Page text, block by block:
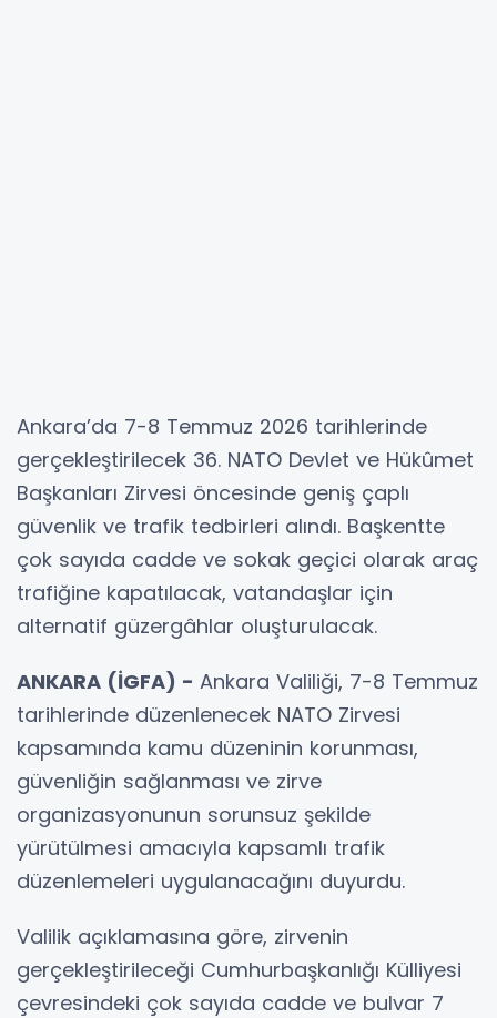
Ankara’da 7-8 Temmuz 2026 tarihlerinde
gerçekleştirilecek 36. NATO Devlet ve Hükûmet
Başkanları Zirvesi öncesinde geniş çaplı
güvenlik ve trafik tedbirleri alındı. Başkentte
çok sayıda cadde ve sokak geçici olarak araç
trafiğine kapatılacak, vatandaşlar için
alternatif güzergâhlar oluşturulacak.
ANKARA (İGFA) - Ankara Valiliği, 7-8 Temmuz
tarihlerinde düzenlenecek NATO Zirvesi
kapsamında kamu düzeninin korunması,
güvenliğin sağlanması ve zirve
organizasyonunun sorunsuz şekilde
yürütülmesi amacıyla kapsamlı trafik
düzenlemeleri uygulanacağını duyurdu.
Valilik açıklamasına göre, zirvenin
gerçekleştirileceği Cumhurbaşkanlığı Külliyesi
çevresindeki çok sayıda cadde ve bulvar 7